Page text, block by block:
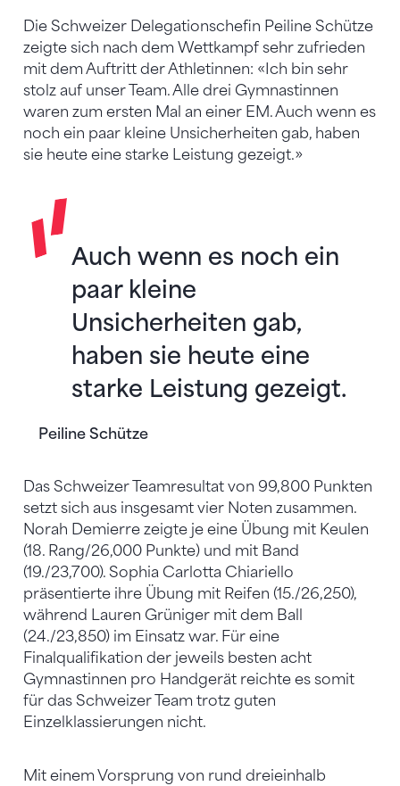
Die Schweizer Delegationschefin Peiline Schütze
zeigte sich nach dem Wettkampf sehr zufrieden
mit dem Auftritt der Athletinnen: «Ich bin sehr
stolz auf unser Team. Alle drei Gymnastinnen
waren zum ersten Mal an einer EM. Auch wenn es
noch ein paar kleine Unsicherheiten gab, haben
sie heute eine starke Leistung gezeigt.»
Peiline Schütze
Auch wenn es noch ein
paar kleine
Unsicherheiten gab,
haben sie heute eine
starke Leistung gezeigt.
Das Schweizer Teamresultat von 99,800 Punkten
setzt sich aus insgesamt vier Noten zusammen.
Norah Demierre zeigte je eine Übung mit Keulen
(18. Rang/26,000 Punkte) und mit Band
(19./23,700). Sophia Carlotta Chiariello
präsentierte ihre Übung mit Reifen (15./26,250),
während Lauren Grüniger mit dem Ball
(24./23,850) im Einsatz war. Für eine
Finalqualifikation der jeweils besten acht
Gymnastinnen pro Handgerät reichte es somit
für das Schweizer Team trotz guten
Einzelklassierungen nicht.
Mit einem Vorsprung von rund dreieinhalb